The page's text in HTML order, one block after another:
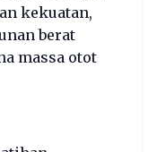
kekuatan,
berat
massa otot